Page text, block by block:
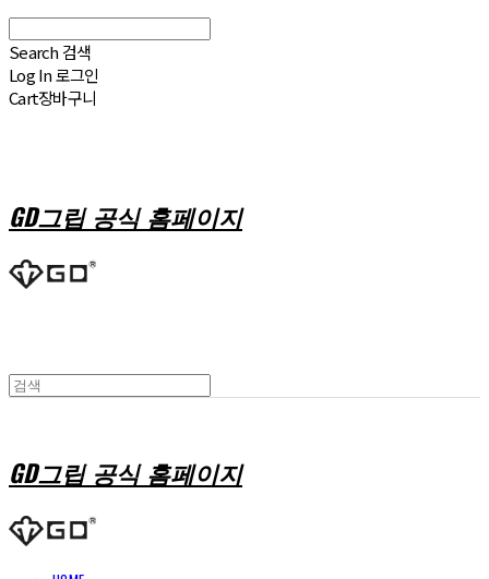
Search 검색
Log In로그인
Cart장바구니
GD그립 공식 홈페이지
GD그립 공식 홈페이지